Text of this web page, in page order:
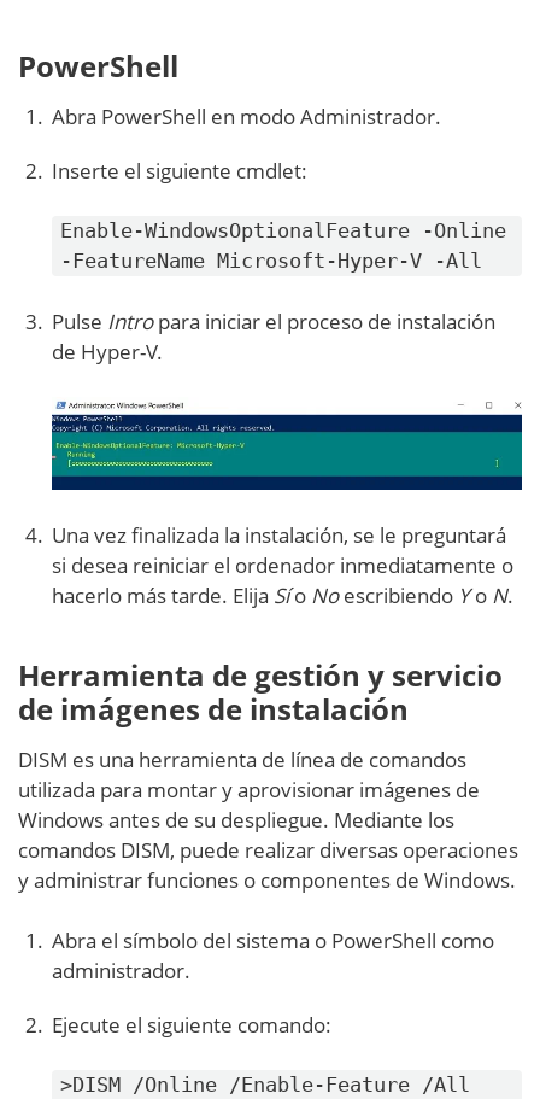
PowerShell
Abra PowerShell en modo Administrador.
Inserte el siguiente cmdlet:
Enable-WindowsOptionalFeature -Online
-FeatureName Microsoft-Hyper-V -All
Pulse Intropara iniciar el proceso de instalación
de Hyper-V.
Una vez finalizada la instalación, se le preguntará
si desea reiniciar el ordenador inmediatamente o
hacerlo más tarde. Elija Sío Noescribiendo Yo N.
Herramienta de gestión y servicio
de imágenes de instalación
DISM es una herramienta de línea de comandos
utilizada para montar y aprovisionar imágenes de
Windows antes de su despliegue. Mediante los
comandos DISM, puede realizar diversas operaciones
y administrar funciones o componentes de Windows.
Abra el símbolo del sistema o PowerShell como
administrador.
Ejecute el siguiente comando:
>DISM /Online /Enable-Feature /All